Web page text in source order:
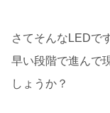
さてそんなLEDで
早い段階で進んで
しょうか？